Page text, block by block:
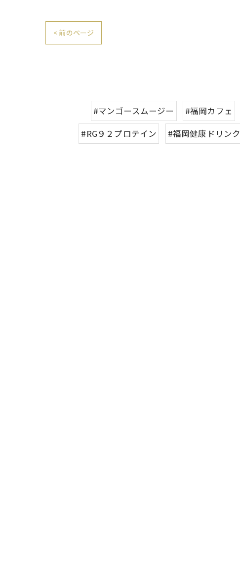
< 前のページ
#マンゴースムージー #福岡カフェ
#RG９２プロテイン
#福岡健康ドリンク